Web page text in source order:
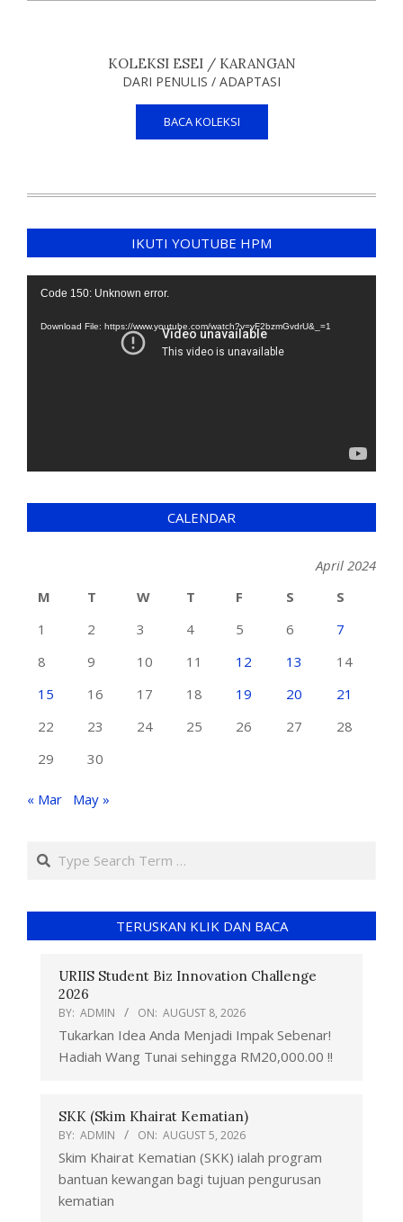
KOLEKSI ESEI / KARANGAN
DARI PENULIS / ADAPTASI
BACA KOLEKSI
IKUTI YOUTUBE HPM
Video
Code 150: Unknown error.
Download File: https://www.youtube.com/watch?v=yF2bzmGvdrU&_=1
CALENDAR
April 2024
M
T W T F S
S
1
2 3 4 5 6
7
8
9 10 11 12 13
14
15
16 17 18 19 20
21
22
23 24 25 26 27
28
29
30
« Mar May »
TERUSKAN KLIK DAN BACA
URIIS Student Biz Innovation Challenge
2026
BY: ADMIN ON: AUGUST 8, 2026
Tukarkan Idea Anda Menjadi Impak Sebenar!
Hadiah Wang Tunai sehingga RM20,000.00 !!
SKK (Skim Khairat Kematian)
BY: ADMIN ON: AUGUST 5, 2026
Skim Khairat Kematian (SKK) ialah program
bantuan kewangan bagi tujuan pengurusan
kematian